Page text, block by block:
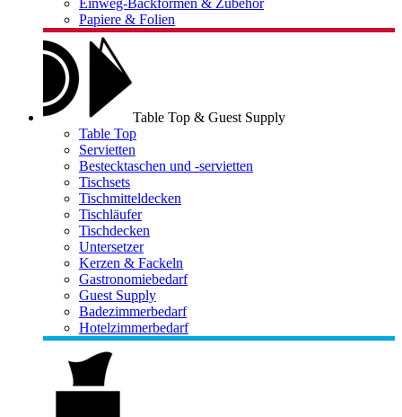
Einweg-Backformen & Zubehör
Papiere & Folien
Table Top & Guest Supply
Table Top
Servietten
Bestecktaschen und -servietten
Tischsets
Tischmitteldecken
Tischläufer
Tischdecken
Untersetzer
Kerzen & Fackeln
Gastronomiebedarf
Guest Supply
Badezimmerbedarf
Hotelzimmerbedarf